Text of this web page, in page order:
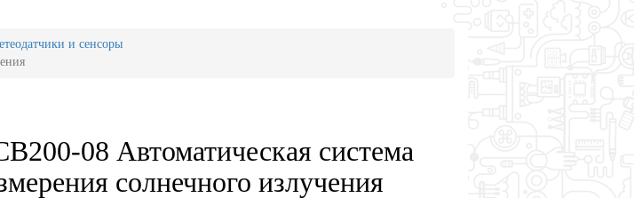
и сенсоры
08 Автоматическая система
солнечного излучения